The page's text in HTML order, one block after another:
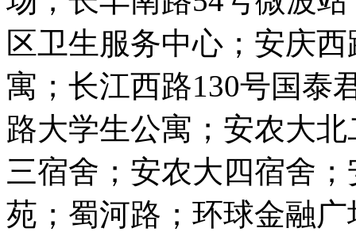
区卫生服务中心；安庆
寓；长江西路130号国泰
路大学生公寓；安农大
三宿舍；安农大四宿舍
苑；蜀河路；环球金融